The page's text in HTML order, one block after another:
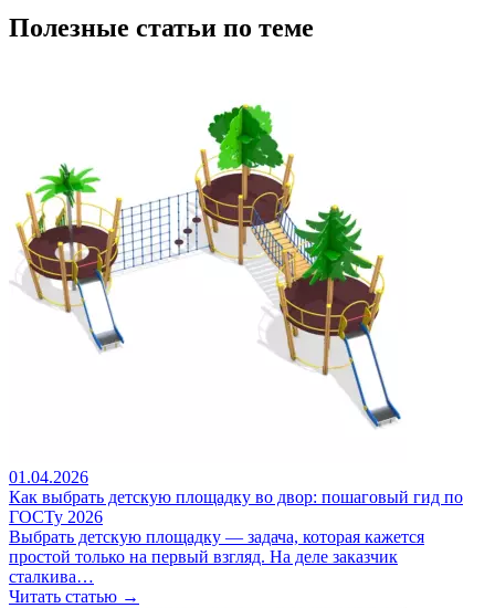
Полезные статьи по теме
01.04.2026
Как выбрать детскую площадку во двор: пошаговый гид по
ГОСТу 2026
Выбрать детскую площадку — задача, которая кажется
простой только на первый взгляд. На деле заказчик
сталкива…
Читать статью →